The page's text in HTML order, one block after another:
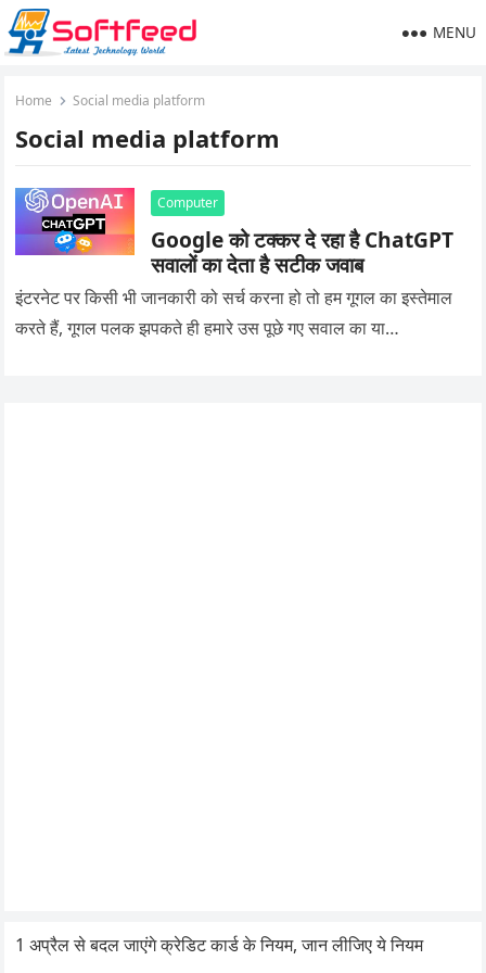
MENU
Home Social media platform
Social media platform
Computer
Google को टक्कर दे रहा है ChatGPT
सवालों का देता है सटीक जवाब
इंटरनेट पर किसी भी जानकारी को सर्च करना हो तो हम गूगल का इस्तेमाल
करते हैं, गूगल पलक झपकते ही हमारे उस पूछे गए सवाल का या…
1 अप्रैल से बदल जाएंगे क्रेडिट कार्ड के नियम, जान लीजिए ये नियम